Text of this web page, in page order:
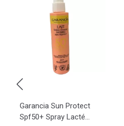
Garancia Sun Protect
Spf50+ Spray Lacté...